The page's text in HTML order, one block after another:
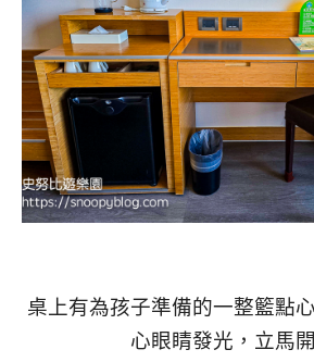
桌上有為孩子準備的一整籃點
心眼睛發光，立馬